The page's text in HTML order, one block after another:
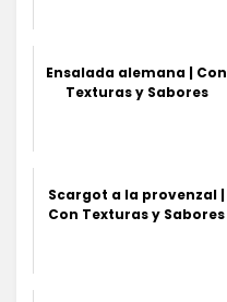
Ensalada alemana | Con
Texturas y Sabores
Scargot a la provenzal |
Con Texturas y Sabores